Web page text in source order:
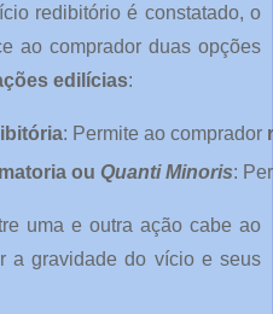
redibitório é constatado, o
ao comprador duas opções
edilícias:
: Permite ao comprador
ou Quanti Minoris:
uma e outra ação cabe ao
a gravidade do vício e seus